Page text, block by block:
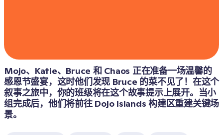
Mojo、Katie、Bruce 和 Chaos 正在准备一场温馨的
感恩节盛宴，这时他们发现 Bruce 的菜不见了！在这个
叙事之旅中，你的班级将在这个故事提示上展开。当小
组完成后，他们将前往 Dojo Islands 构建区重建关键场
景。